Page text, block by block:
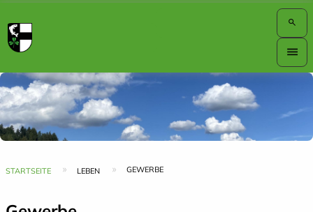
search
menu
Pfadnavigation
STARTSEITE LEBEN GEWERBE